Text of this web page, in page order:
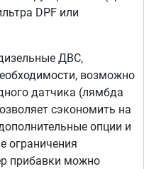
DPF или
ДВС,
возможно
датчика (лямбда
сэкономить на
опции и
ограничения
прибавки можно